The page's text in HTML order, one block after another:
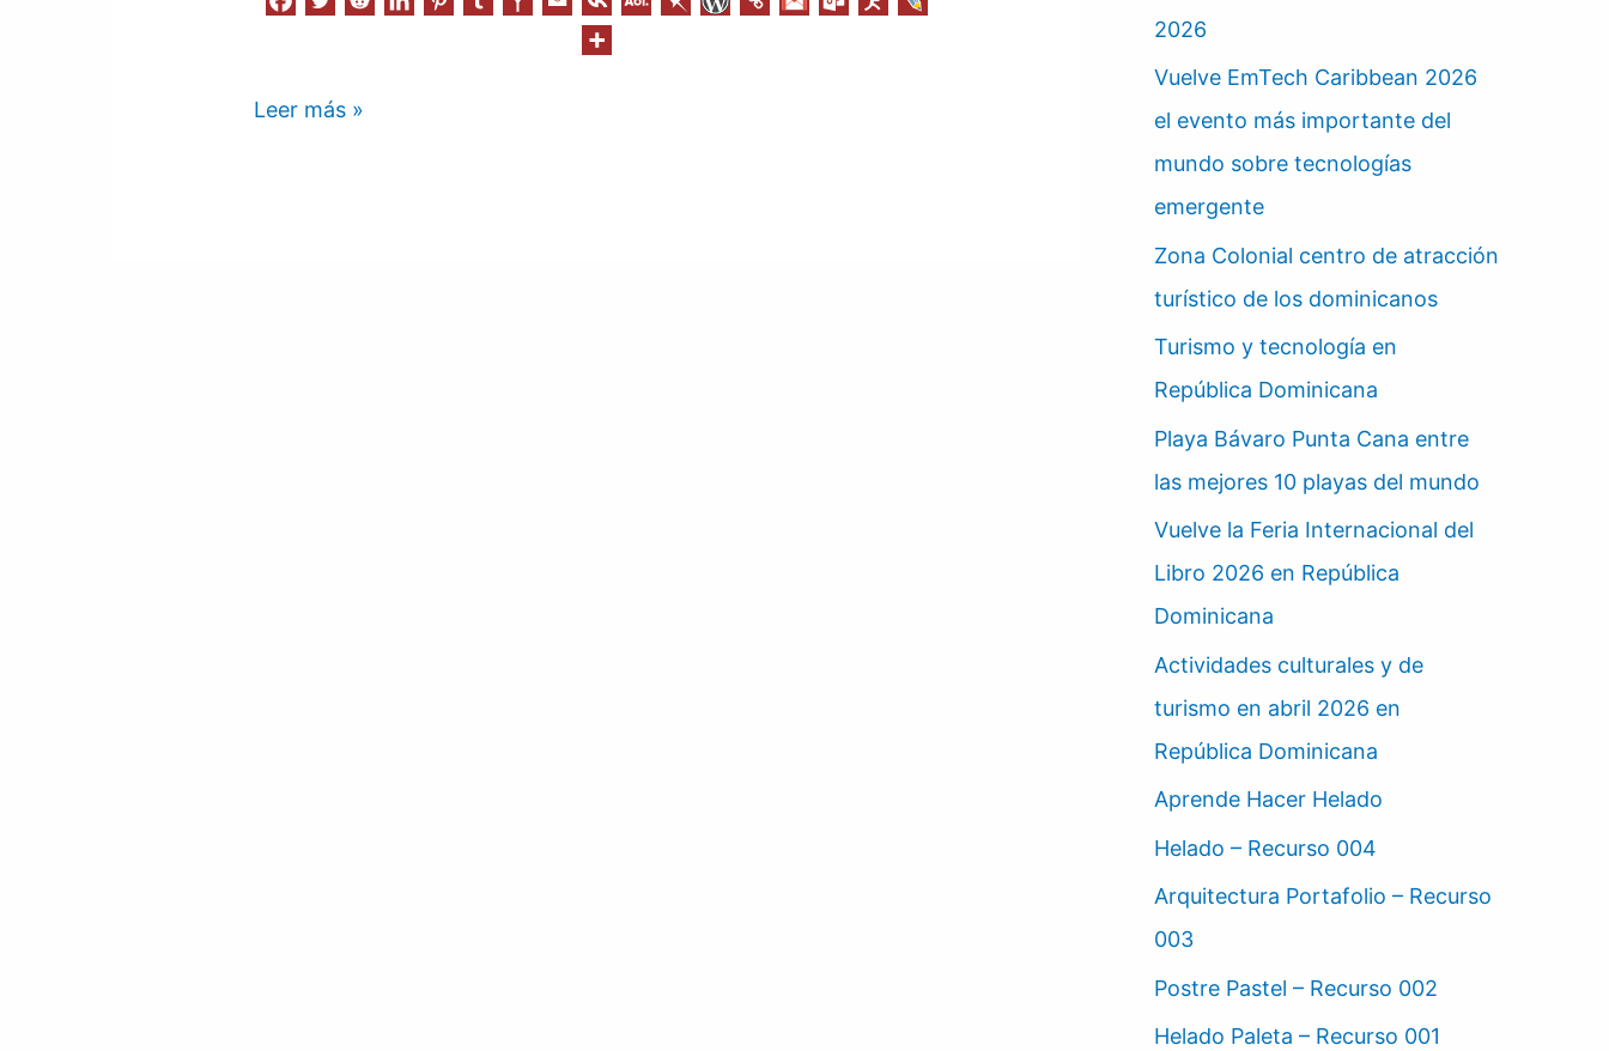
Leer más »
2026
Vuelve EmTech Caribbean 2026
el evento más importante del
mundo sobre tecnologías
emergente
Zona Colonial centro de atracción
turístico de los dominicanos
Turismo y tecnología en
República Dominicana
Playa Bávaro Punta Cana entre
las mejores 10 playas del mundo
Vuelve la Feria Internacional del
Libro 2026 en República
Dominicana
Actividades culturales y de
turismo en abril 2026 en
República Dominicana
Aprende Hacer Helado
Helado – Recurso 004
Arquitectura Portafolio – Recurso
003
Postre Pastel – Recurso 002
Helado Paleta – Recurso 001